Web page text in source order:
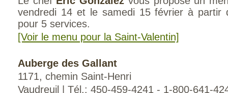
vendredi 14 et le samedi 15 février à partir
pour 5 services.
[Voir le menu pour la Saint-Valentin]
Auberge des Gallant
1171, chemin Saint-Henri
Vaudreuil | Tél.: 450-459-4241 - 1-800-641-